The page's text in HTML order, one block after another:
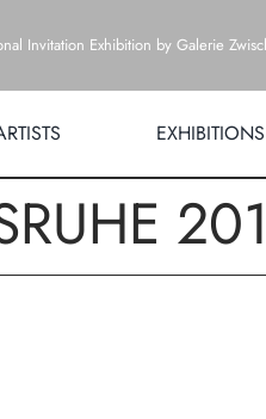
Invitation Exhibition by Galerie
EXHIBITIONS